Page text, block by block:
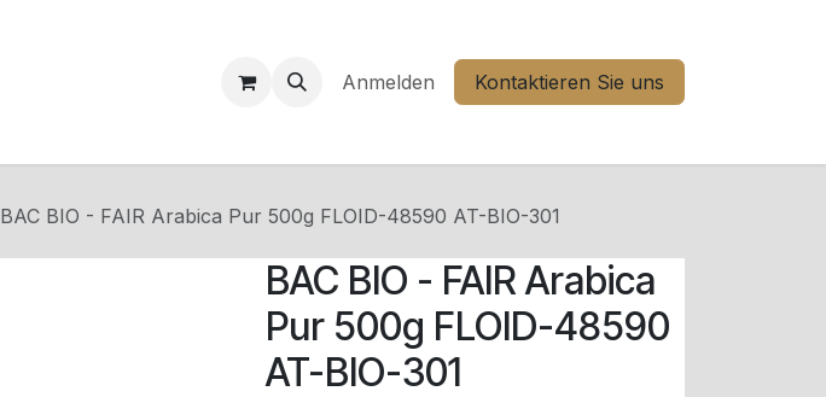
Anmelden Kontaktieren Sie uns
BAC BIO - FAIR Arabica Pur 500g FLOID-48590 AT-BIO-301
BAC BIO - FAIR Arabica
Pur 500g FLOID-48590
AT-BIO-301